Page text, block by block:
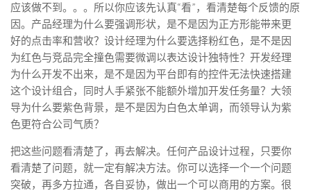
应该做不到。。。所以你应该先认真“看”，看清楚每个反馈的原
因。产品经理为什么要强调形状，是不是因为正方形能带来更
好的点击率和营收？设计经理为什么要选择粉红色，是不是因
为红色与竞品完全撞色需要微调以表达设计独特性？开发经理
为什么开发不出来，是不是因为平台即有的控件无法快速搭建
这个设计组合，同时人手紧张不能额外增加开发任务量？大领
导为什么要紫色背景，是不是因为白色太单调，而领导认为紫
色更符合公司气质？
把这些问题看清楚了，再去解决。 任何产品设计过程，只要你
看清楚了问题，就一定有解决方法。 你可以选择一个一个问题
突破，再多方拉通，各自妥协，做出一个可以商用的方案。很